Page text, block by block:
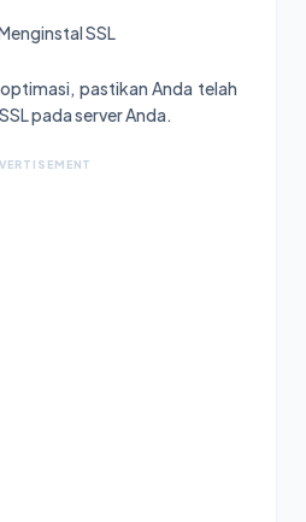
SSL
pastikan Anda telah
pada server Anda.